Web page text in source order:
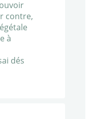
contre,
à
dés